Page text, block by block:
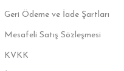
Geri Ödeme ve İade Şartları
Mesafeli Satış Sözleşmesi
KVKK